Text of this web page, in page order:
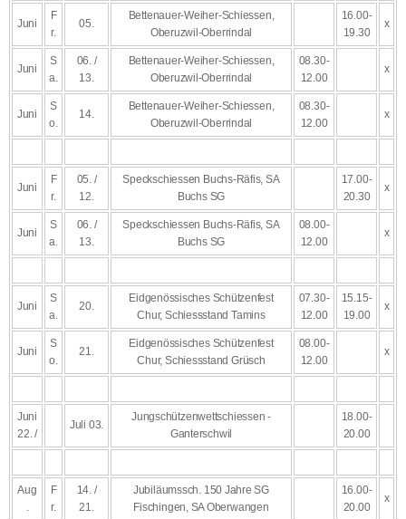
Juni
F
r.
05.
Bettenauer-Weiher-Schiessen,
Oberuzwil-Oberrindal
16.00-
19.30
x
Juni
S
a.
06. /
13.
Bettenauer-Weiher-Schiessen,
Oberuzwil-Oberrindal
08.30-
12.00
x
Juni
S
o.
14.
Bettenauer-Weiher-Schiessen,
Oberuzwil-Oberrindal
08.30-
12.00
x
Juni
F
r.
05. /
12.
Speckschiessen Buchs-Räfis, SA
Buchs SG
17.00-
20.30
x
Juni
S
a.
06. /
13.
Speckschiessen Buchs-Räfis, SA
Buchs SG
08.00-
12.00
x
Juni
S
a.
20.
Eidgenössisches Schützenfest
Chur, Schiessstand Tamins
07.30-
12.00
15.15-
19.00
x
Juni
S
o.
21.
Eidgenössisches Schützenfest
Chur, Schiessstand Grüsch
08.00-
12.00
x
Juni
22. /
Juli 03.
Jungschützenwettschiessen -
Ganterschwil
18.00-
20.00
Aug
.
F
r.
14. /
21.
Jubiläumssch. 150 Jahre SG
Fischingen, SA Oberwangen
16.00-
20.00
x